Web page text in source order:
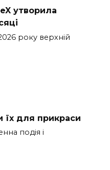
утворила
року верхній
їх для прикраси
подія і